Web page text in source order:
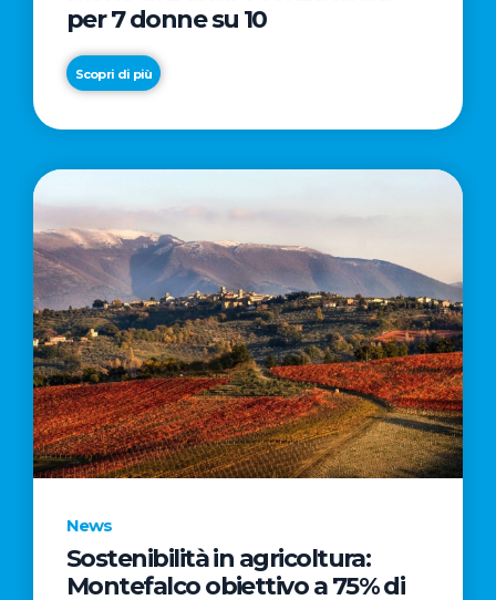
per 7 donne su 10
Scopri di più
News
Sostenibilità in agricoltura:
Montefalco obiettivo a 75% di